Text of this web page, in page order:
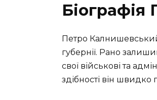
Петро Калнишевський
губернії. Рано
свої військові та
здібності він